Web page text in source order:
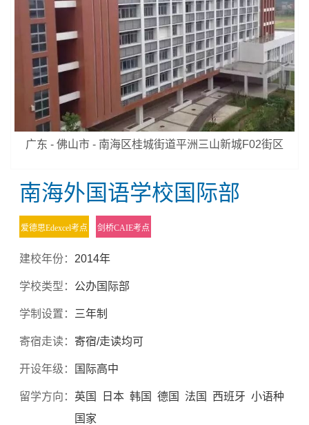
广东 - 佛山市 - 南海区桂城街道平洲三山新城F02街区
南海外国语学校国际部
爱德思Edexcel考点 剑桥CAIE考点
建校年份： 2014年
学校类型： 公办国际部
学制设置： 三年制
寄宿走读： 寄宿/走读均可
开设年级： 国际高中
留学方向： 英国 日本 韩国 德国 法国 西班牙 小语种
国家